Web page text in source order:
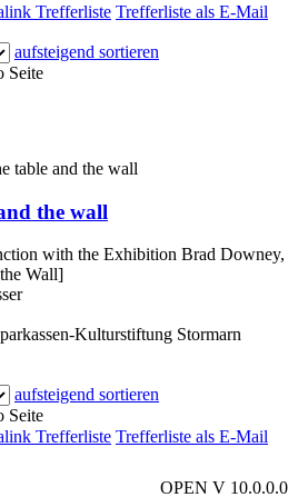
Trefferliste Trefferliste als E-Mail
aufsteigend sortieren
Seite
the wall
with the Exhibition Brad Downey,
Wall]
Kulturstiftung Stormarn
aufsteigend sortieren
Seite
Trefferliste Trefferliste als E-Mail
OPEN V 10.0.0.0